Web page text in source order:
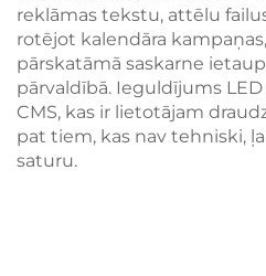
reklāmas tekstu, attēlu
rotējot kalendāra
pārskatāmā saskarne
pārvaldībā. Ieguldījums
CMS, kas ir lietotājam
pat tiem, kas nav tehniski,
saturu.